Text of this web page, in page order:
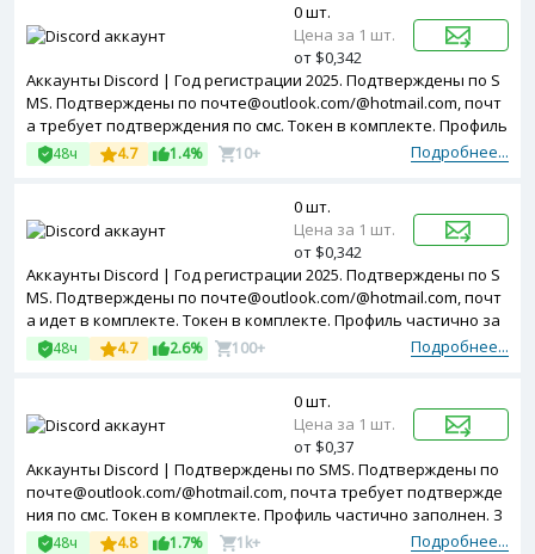
Аккаунты Discord | Год регистрации 2025. Подтверждены по S
MS. Подтверждены по почте@outlook.com/@hotmail.com, почт
а требует подтверждения по смс. Токен в комплекте. Профиль
частично заполнен. Зарегистрированы с MIX ip.
Подробнее...
48ч 4.7 1.4% 10+
0 шт.
Цена за 1 шт.
от $0,342
Аккаунты Discord | Год регистрации 2025. Подтверждены по S
MS. Подтверждены по почте@outlook.com/@hotmail.com, почт
а идет в комплекте. Токен в комплекте. Профиль частично за
полнен. Зарегистрированы с MIX ip.
Подробнее...
48ч 4.7 2.6% 100+
0 шт.
Цена за 1 шт.
от $0,342
Аккаунты Discord | Подтверждены по SMS. Подтверждены по
почте@outlook.com/@hotmail.com, почта требует подтвержде
ния по смс. Токен в комплекте. Профиль частично заполнен. З
арегистрированы с MIX ip.
Подробнее...
48ч 4.8 1.7% 1k+
0 шт.
Цена за 1 шт.
от $0,37